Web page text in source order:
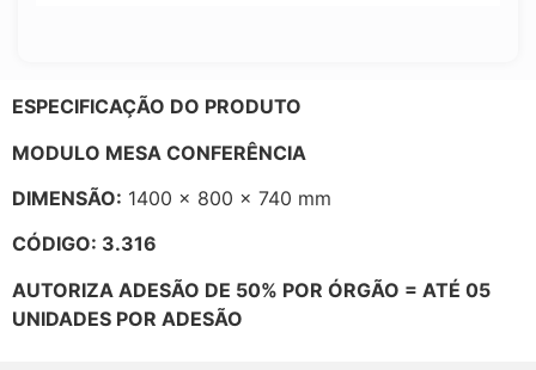
ESPECIFICAÇÃO DO PRODUTO
MODULO MESA CONFERÊNCIA
DIMENSÃO: 1400 x 800 x 740 mm
CÓDIGO: 3.316
AUTORIZA ADESÃO DE 50% POR ÓRGÃO = ATÉ 05
UNIDADES POR ADESÃO